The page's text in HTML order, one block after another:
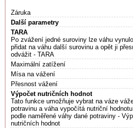
Záruka
Další parametry
TARA
Po zvážení jedné suroviny lze váhu
přidat na váhu další surovinu a opět ji
odvážit - TARA
Maximální zatížení
Mísa na vážení
Přesnost vážení
Výpočet nutričních hodnot
Tato funkce umožňuje vybrat na váze
potravinu a váha vypočítá nutriční hodnotu
podle naměřené váhy dané potraviny -
nutričních hodnot